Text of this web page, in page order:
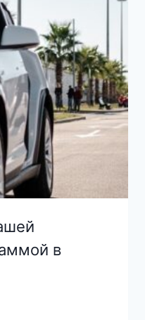
в